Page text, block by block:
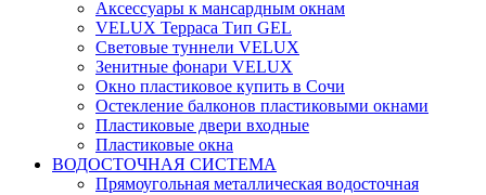
Аксессуары к мансардным окнам
VELUX Терраса Тип GEL
Световые туннели VELUX
Зенитные фонари VELUX
Окно пластиковое купить в Сочи
Остекление балконов пластиковыми окнами
Пластиковые двери входные
Пластиковые окна
ВОДОСТОЧНАЯ СИСТЕМА
Прямоугольная металлическая водосточная